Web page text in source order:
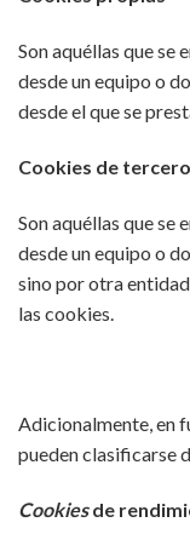
Son aquéllas que se
desde un equipo o
desde el que se
Cookies de
Son aquéllas que se
desde un equipo o
sino por otra
las cookies.
Adicionalmente, en
pueden clasificarse
Cookiesde